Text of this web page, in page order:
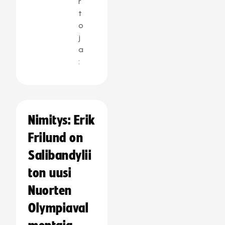
t
o
j
a
:
Nimitys: Erik
Frilund on
Salibandylii
ton uusi
Nuorten
Olympiaval